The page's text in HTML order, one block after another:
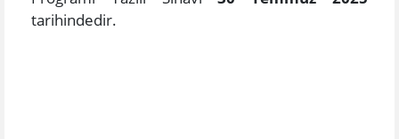
tarihindedir.